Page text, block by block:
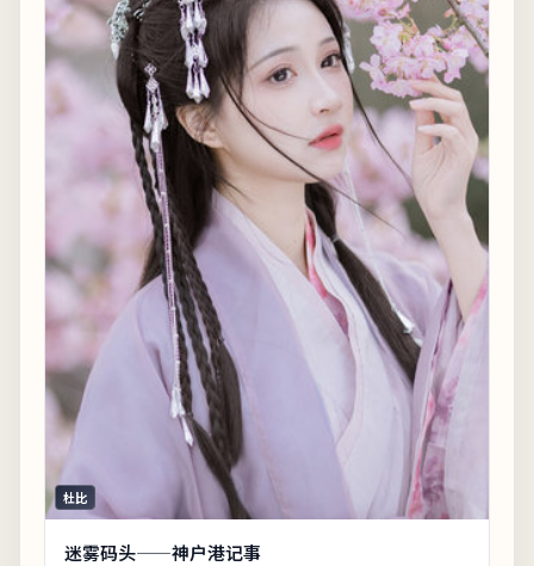
杜比
迷雾码头——神户港记事